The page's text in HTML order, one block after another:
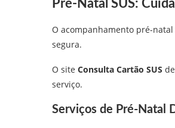
Pré-Natal SUS:
O acompanhamento pré-
segura.
O site Consulta Cartão SUS
serviço.
Serviços de Pré-Natal